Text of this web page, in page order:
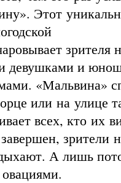
Этот
зрителя
девушками и
«Мальвина»
или на улице
всех, кто их
зрители
А лишь